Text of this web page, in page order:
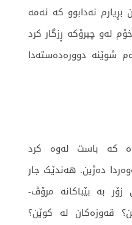
بڕیارم نەدابوو کە ئەمە
لەو چیرۆکە ڕزگار کرد
شوێنە دوورەدەستەدا
کە باست لەوە کرد
دەژین. هەندێک جار
بە بێباکانە مرۆڤ-
قەوزەکان لە کوێن؟